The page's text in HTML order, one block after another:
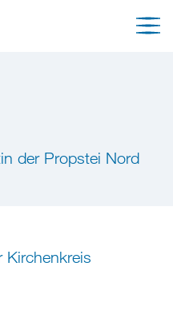
der Propstei Nord
Kirchenkreis